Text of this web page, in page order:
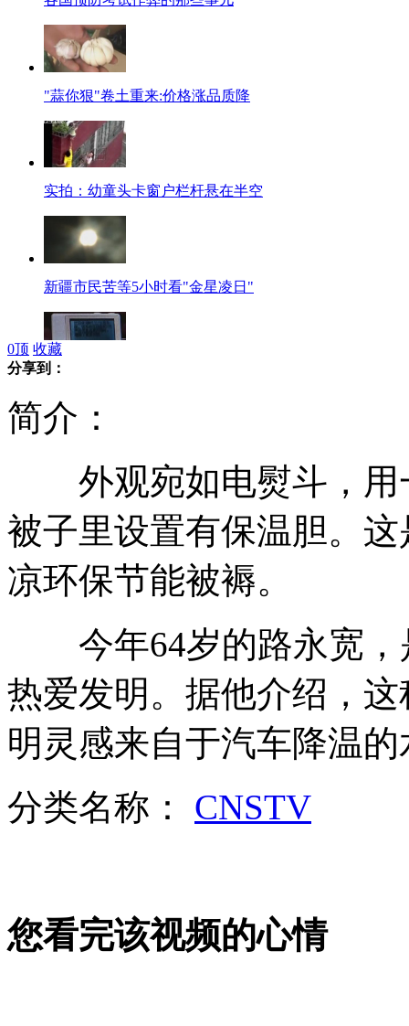
"蒜你狠"卷土重来:价格涨品质降
实拍：幼童头卡窗户栏杆悬在半空
新疆市民苦等5小时看"金星凌日"
高三最后一课 师生动情告别
高端水"依云"再度被查有问题
90后高离职率的“罪”与“罚”
山西运城恶犬咬伤多人 警民合力深夜将其击毙
0顶 收藏
分享到：
简介：
外观宛如电熨斗，用
被子里设置有保温胆。
凉环保节能被褥。
今年64岁的路永宽，
热爱发明。据他介绍，
明灵感来自于汽车降温
分类名称： CNSTV
您看完该视频的心情